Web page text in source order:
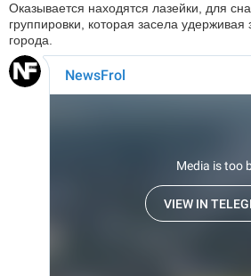
Оказывается находятся лазейки, для
группировки, которая засела
города.